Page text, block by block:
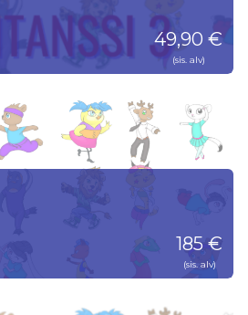
49,90 €
(sis. alv)
185 €
(sis. alv)